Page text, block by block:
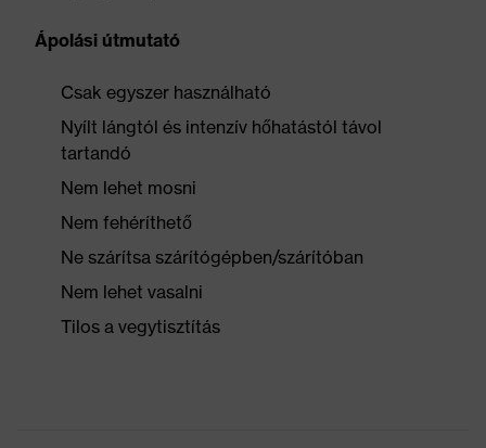
Ápolási útmutató
Csak egyszer használható
Nyílt lángtól és intenzív hőhatástól távol
tartandó
Nem lehet mosni
Nem fehéríthető
Ne szárítsa szárítógépben/szárítóban
Nem lehet vasalni
Tilos a vegytisztítás